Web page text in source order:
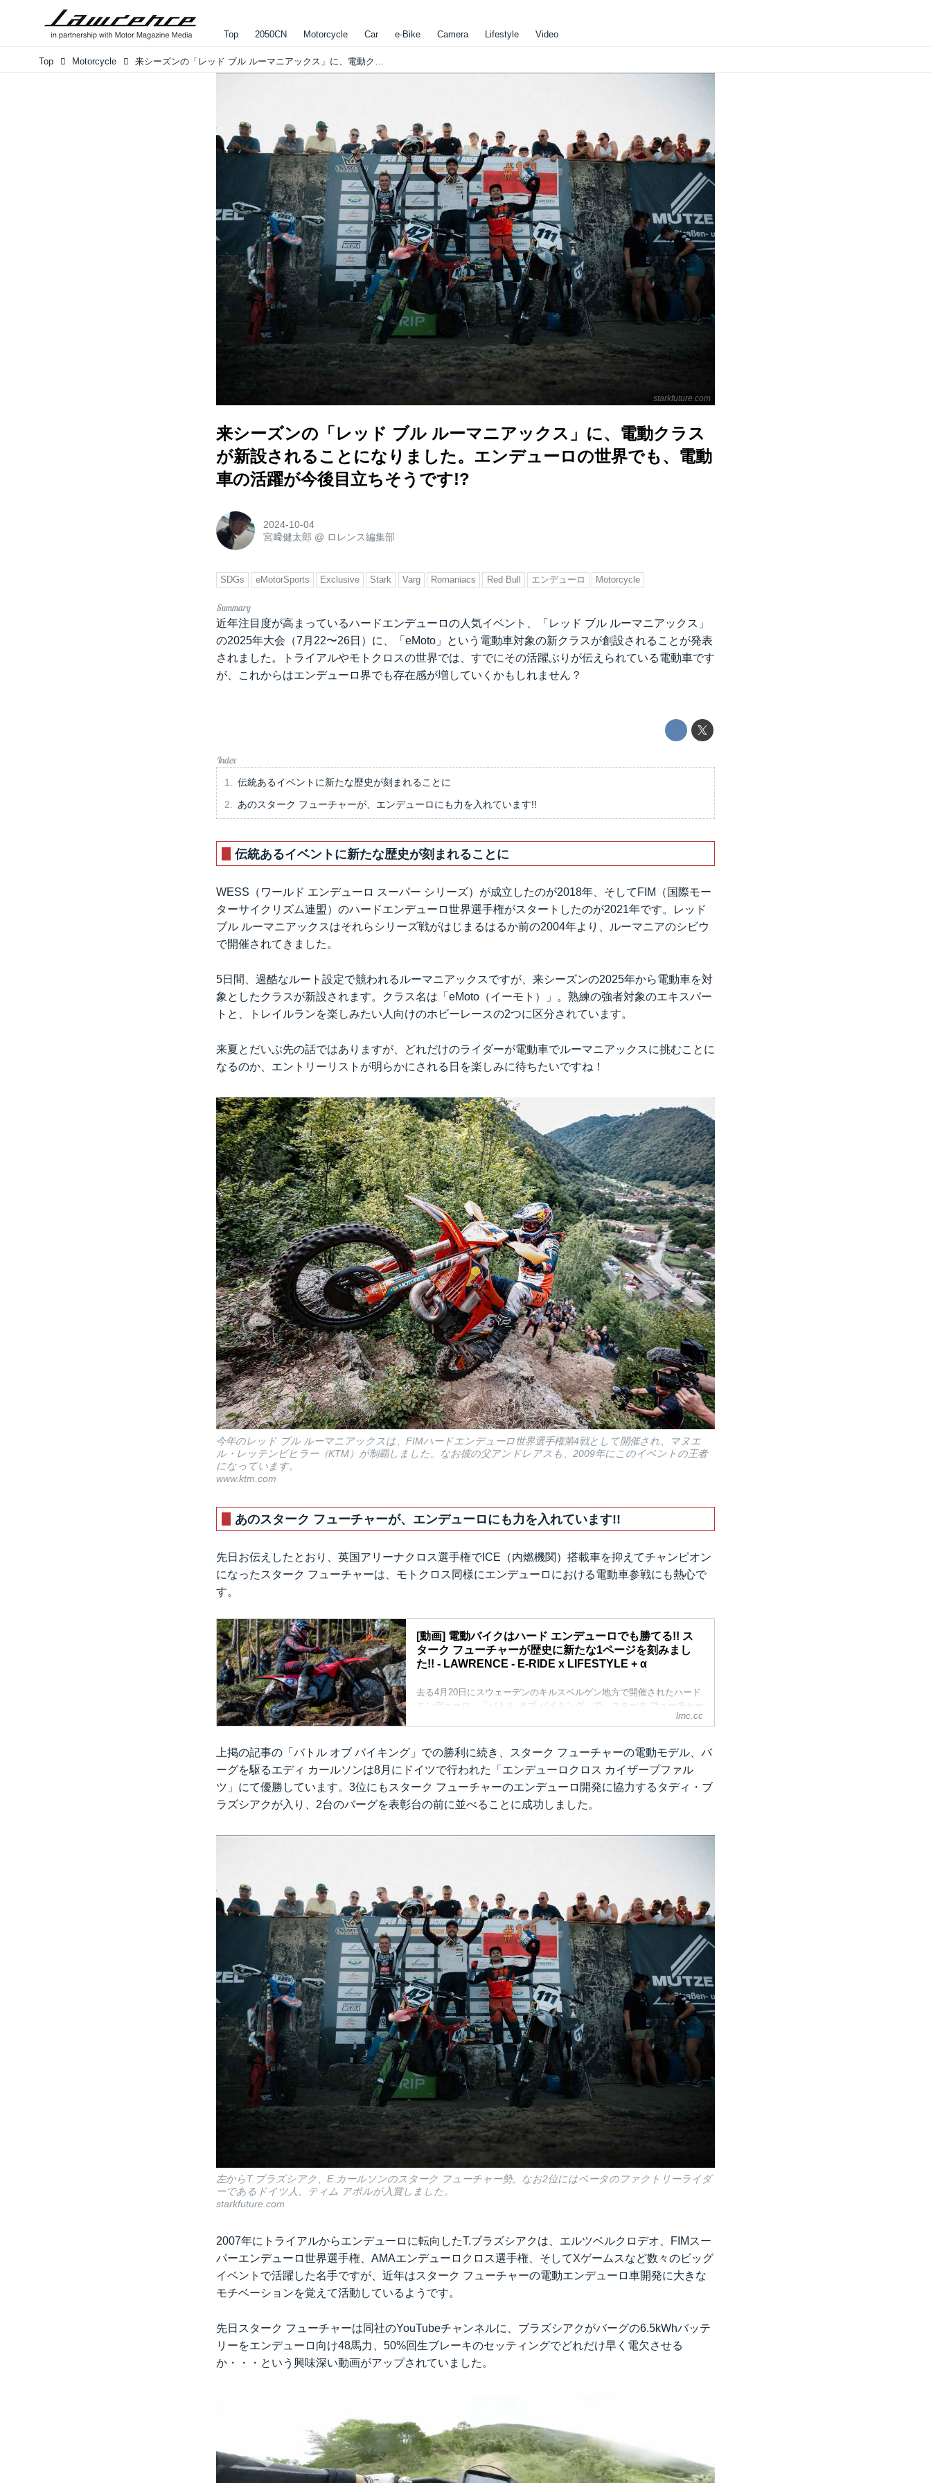
Top 2050CN Motorcycle Car e-Bike Camera Lifestyle Video
Top Motorcycle 来シーズンの「レッド ブル ルーマニアックス」に、電動クラスが新設されることになりました。エンデューロの世界でも、電動車の活躍が今後目立ちそうです!?
starkfuture.com
来シーズンの「レッド ブル ルーマニアックス」に、電動クラス
が新設されることになりました。エンデューロの世界でも、電動
車の活躍が今後目立ちそうです!?
2024-10-04
宮﨑健太郎 @ ロレンス編集部
SDGs eMotorSports Exclusive Stark Varg Romaniacs Red Bull エンデューロ Motorcycle
近年注目度が高まっているハードエンデューロの人気イベント、「レッド ブル ルーマニアックス」
の2025年大会（7月22〜26日）に、「eMoto」という電動車対象の新クラスが創設されることが発表
されました。トライアルやモトクロスの世界では、すでにその活躍ぶりが伝えられている電動車です
が、これからはエンデューロ界でも存在感が増していくかもしれません？
伝統あるイベントに新たな歴史が刻まれることに
あのスターク フューチャーが、エンデューロにも力を入れています!!
伝統あるイベントに新たな歴史が刻まれることに
WESS（ワールド エンデューロ スーパー シリーズ）が成立したのが2018年、そしてFIM（国際モー
ターサイクリズム連盟）のハードエンデューロ世界選手権がスタートしたのが2021年です。レッド
ブル ルーマニアックスはそれらシリーズ戦がはじまるはるか前の2004年より、ルーマニアのシビウ
で開催されてきました。
5日間、過酷なルート設定で競われるルーマニアックスですが、来シーズンの2025年から電動車を対
象としたクラスが新設されます。クラス名は「eMoto（イーモト）」。熟練の強者対象のエキスパー
トと、トレイルランを楽しみたい人向けのホビーレースの2つに区分されています。
来夏とだいぶ先の話ではありますが、どれだけのライダーが電動車でルーマニアックスに挑むことに
なるのか、エントリーリストが明らかにされる日を楽しみに待ちたいですね！
今年のレッド ブル ルーマニアックスは、FIMハードエンデューロ世界選手権第4戦として開催され、マヌエ
ル・レッテンビヒラー（KTM）が制覇しました。なお彼の父アンドレアスも、2009年にこのイベントの王者
になっています。
www.ktm.com
あのスターク フューチャーが、エンデューロにも力を入れています!!
先日お伝えしたとおり、英国アリーナクロス選手権でICE（内燃機関）搭載車を抑えてチャンピオン
になったスターク フューチャーは、モトクロス同様にエンデューロにおける電動車参戦にも熱心で
す。
[動画] 電動バイクはハード エンデューロでも勝てる!! ス
ターク フューチャーが歴史に新たな1ページを刻みまし
た!! - LAWRENCE - E-RIDE x LIFESTYLE + α
去る4月20日にスウェーデンのキルスベルゲン地方で開催されたハード
エンデューロ、「バトル オブ バイキング」で、スターク フューチャー
製電動車であるバーグを駆ったエディ カールソンが、見事優勝しまし
とを、英国アリーナクロス選手権制覇で証明したスターク フューチャ
ーですが、2時間以上の過酷なエクストリーム系競技でも電動車が勝て
ることを、今回新たに実証したことになります。
lrnc.cc
上掲の記事の「バトル オブ バイキング」での勝利に続き、スターク フューチャーの電動モデル、バ
ーグを駆るエディ カールソンは8月にドイツで行われた「エンデューロクロス カイザープファル
ツ」にて優勝しています。3位にもスターク フューチャーのエンデューロ開発に協力するタディ・ブ
ラズシアクが入り、2台のバーグを表彰台の前に並べることに成功しました。
左からT.ブラズシアク、E.カールソンのスターク フューチャー勢。なお2位にはベータのファクトリーライダ
ーであるドイツ人、ティム アポルが入賞しました。
starkfuture.com
2007年にトライアルからエンデューロに転向したT.ブラズシアクは、エルツベルクロデオ、FIMスー
パーエンデューロ世界選手権、AMAエンデューロクロス選手権、そしてXゲームスなど数々のビッグ
イベントで活躍した名手ですが、近年はスターク フューチャーの電動エンデューロ車開発に大きな
モチベーションを覚えて活動しているようです。
先日スターク フューチャーは同社のYouTubeチャンネルに、ブラズシアクがバーグの6.5kWhバッテ
リーをエンデューロ向け48馬力、50%回生ブレーキのセッティングでどれだけ早く電欠させる
か・・・という興味深い動画がアップされていました。